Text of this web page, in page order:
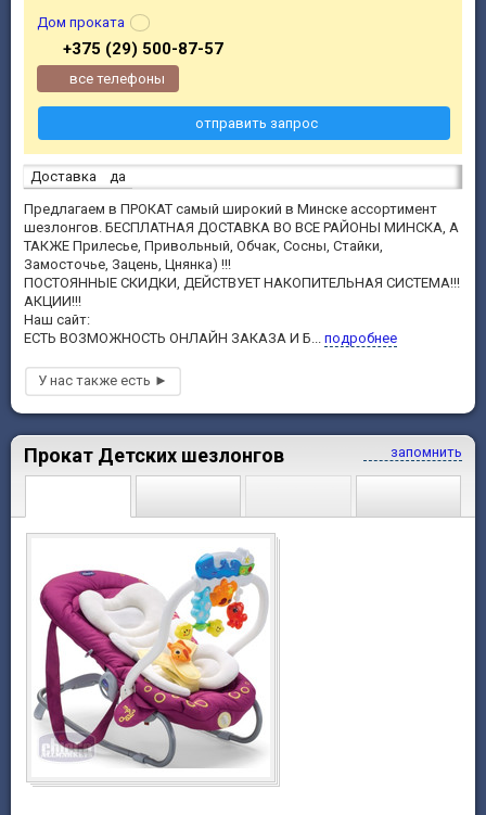
Доставка
да
Предлагаем в ПРОКАТ самый широкий в Минске ассортимент
шезлонгов. БЕСПЛАТНАЯ ДОСТАВКА ВО ВСЕ РАЙОНЫ МИНСКА, А
ТАКЖЕ Прилесье, Привольный, Обчак, Сосны, Стайки,
Замосточье, Зацень, Цнянка) !!!
ПОСТОЯННЫЕ СКИДКИ, ДЕЙСТВУЕТ НАКОПИТЕЛЬНАЯ СИСТЕМА!!!
АКЦИИ!!!
Наш сайт:
ЕСТЬ ВОЗМОЖНОСТЬ ОНЛАЙН ЗАКАЗА И Б... подробнее
Дом проката
+375 (29) 500-87-57
все телефоны
отправить запрос
запомнить
Прокат Детских шезлонгов